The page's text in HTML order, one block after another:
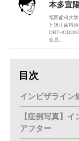
本多宣
福岡歯科大学
と矯正歯科
会員。
目次
インビザライン
【症例写真】
アフター